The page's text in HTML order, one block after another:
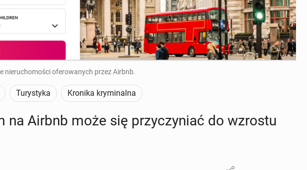
nieruchomości oferowanych przez Airbnb.
Turystyka Kronika kryminalna
na Airbnb może się przy­czy­niać do wzrostu